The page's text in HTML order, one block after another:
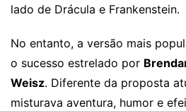
lado de Drácula e Frankenstein.
No entanto, a versão mais
o sucesso estrelado por
Weisz. Diferente da proposta
misturava aventura, humor e